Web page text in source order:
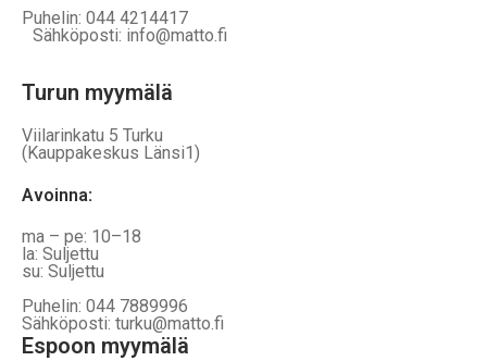
Puhelin: 044 4214417
Sähköposti: info@matto.fi
Turun myymälä
Viilarinkatu 5 Turku
(Kauppakeskus Länsi1)
Avoinna:
ma – pe: 10–18
la: Suljettu
su: Suljettu
Puhelin: 044 7889996
Sähköposti: turku@matto.fi
Espoon myymälä